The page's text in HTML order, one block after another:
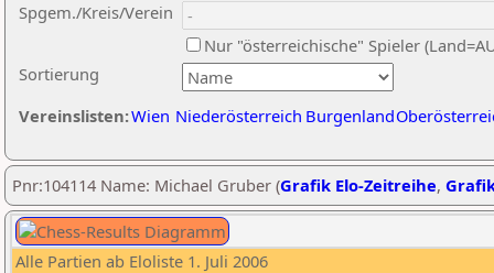
Sortierung
Spgem./Kreis/Verein
Nur "österreichische" Spieler
Vereinslisten:Wien Niederösterreich Burgenland
Pnr:104114 Name: Michael Gruber (Grafik Elo-Zeitreihe,
Alle Partien ab Eloliste 1. Juli 2006